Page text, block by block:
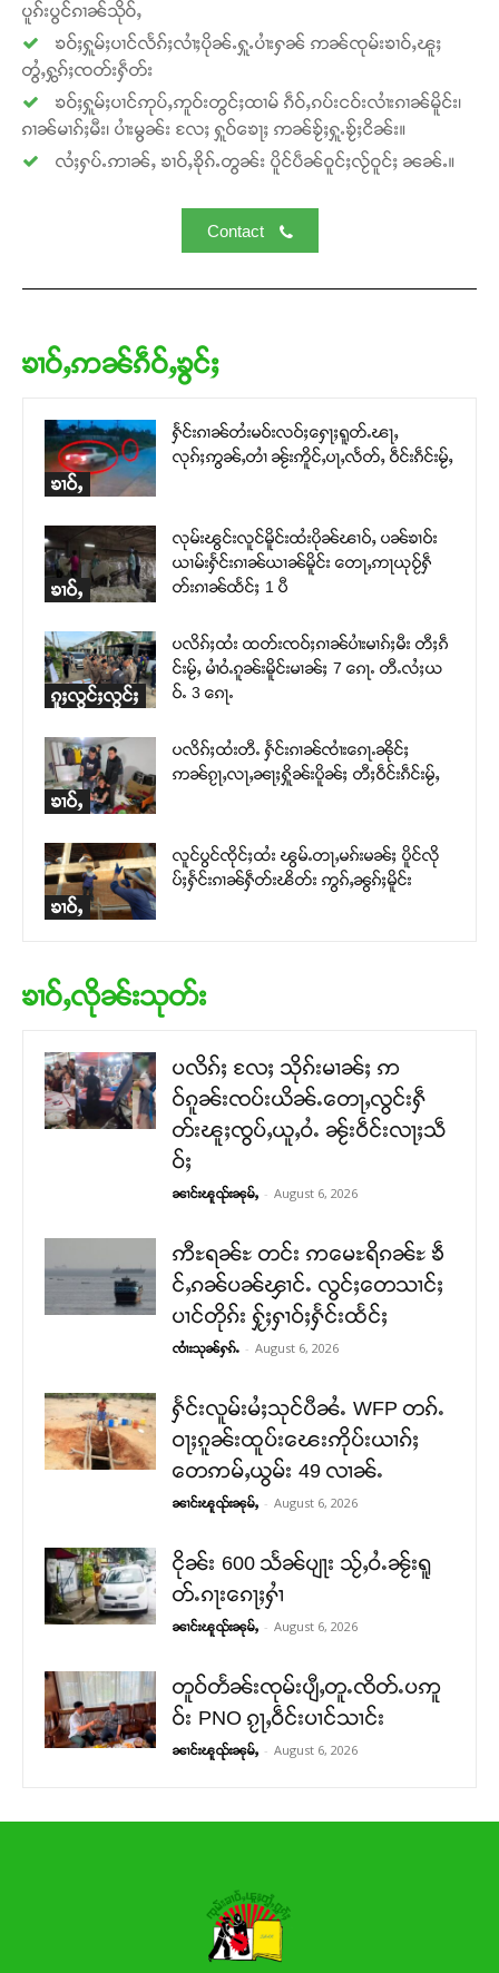
ပူၵ်းပွင်ၵၢၼ်သိုဝ်ႇ
ၶဝ်ႈႁူမ်ႈပၢင်လႅၵ်ႈလၢႆႈပိုၼ်ႉႁူႉပၢႆးႁၼ် ဢၼ်ၸုမ်းၶၢဝ်ႇၽူႈ
တွႆႇႁွၵ်ႈၸတ်းႁဵတ်း
ၶဝ်ႈႁူမ်ႈပၢင်ဢုပ်ႇဢူဝ်းတွင်ႈထၢမ် ၵဵဝ်ႇၵပ်းငဝ်းလၢႆးၵၢၼ်မိူင်း၊
ၵၢၼ်မၢၵ်ႈမီး၊ ပၢႆးမွၼ်း လႄႈ ႁူဝ်ၶေႃႈ ဢၼ်ၶႂ်ႈႁူႉၶႂ်ႈငိၼ်း။
လႆႈႁပ်ႉဢၢၼ်ႇ ၶၢဝ်ႇၶိုၵ်ႉတွၼ်း ပိူင်ပဵၼ်ဝူင်ႈလႂ်ဝူင်ႈ ၼၼ်ႉ။
Contact
ၶၢဝ်ႇဢၼ်ၵဵဝ်ႇၶွင်ႈ
ၶၢဝ်ႇ
ႁႅင်းၵၢၼ်တႆးမဝ်းလဝ်ႈႁေႃႈရူတ်ႉၽႃႇ
လုၵ်ႈဢွၼ်ႇတၢႆ ၼႂ်းဢိူင်ႇပႃႇလႅတ်ႇ ဝဵင်းၵဵင်းမႂ်ႇ
ၶၢဝ်ႇ
လုမ်းၽွင်းလူင်မိူင်းထႆးပိုၼ်ၽၢဝ်ႇ ပၼ်ၶၢဝ်း
ယၢမ်းႁႅင်းၵၢၼ်ယၢၼ်မိူင်း တေႃႇဢႃယုဝႂ်ႁဵ
တ်းၵၢၼ်ထႅင်ႈ 1 ပီ
ၵူႈလွင်ႈလွင်ႈ
ပလိၵ်ႈထႆး ထတ်းၸဝ်ႈၵၢၼ်ပၢႆးမၢၵ်ႈမီး တီႈၵဵ
င်းမႂ်ႇ မၢႆဝႆႉၵူၼ်းမိူင်းမၢၼ်ႈ 7 ၵေႃႉ တီႉလႆႈယ
ဝ်ႉ 3 ၵေႃႉ
ၶၢဝ်ႇ
ပလိၵ်ႈထႆးတီႉ ႁႅင်းၵၢၼ်ၸၢႆးၵေႃႉၼိုင်ႈ
ဢၼ်ၵႂႃႇလႃႇၼႃႈႁိူၼ်းပိူၼ်ႈ တီႈဝဵင်းၵဵင်းမႂ်ႇ
ၶၢဝ်ႇ
လူင်ပွင်ၸိုင်ႈထႆး ၽွမ်ႉတႃႇမၵ်းမၼ်ႈ ပိူင်လို
ပ်ႈႁႅင်းၵၢၼ်ႁဵတ်းၽိတ်း ဢွၵ်ႇၼွၵ်ႈမိူင်း
ၶၢဝ်ႇလိုၼ်းသုတ်း
ပလိၵ်ႈ လႄႈ သိုၵ်းမၢၼ်ႈ ဢ
ဝ်ၵူၼ်းၸပ်းယိၼ်ႉတေႃႇလွင်းႁဵ
တ်းၽူႈၸွပ်ႇယူႇဝႆႉ ၼႂ်းဝဵင်းလႃႈသဵ
ဝ်ႈ
ၼၢင်းၽူၺ်းၼုမ်ႇ - August 6, 2026
ဢီႊရၼ်ႊ တင်း ဢမေႊရိၵၼ်ႊ ၶဵ
င်ႇၵၼ်ပၼ်ၾၢင်ႉ လွင်ႈတေသၢင်ႈ
ပၢင်တိုၵ်း ႁႂ်ႈႁၢဝ်ႈႁႅင်းထႅင်ႈ
ၸၢႆးသုၼ်ႁၵ်ႉ - August 6, 2026
ႁႅင်းလူမ်းမႆႈသုင်ပီၼႆႉ WFP တၵ်ႉ
ဝႃႈၵူၼ်းထူပ်းၽေးဢိုပ်းယၢၵ်ႈ
တေဢမ်ႇယွမ်း 49 လၢၼ်ႉ
ၼၢင်းၽူၺ်းၼုမ်ႇ - August 6, 2026
ငိုၼ်း 600 သႅၼ်ပျႃး သႂ်ႇဝႆႉၼႂ်းရူ
တ်ႉၵႃးၵေႃႈႁၢႆ
ၼၢင်းၽူၺ်းၼုမ်ႇ - August 6, 2026
တူဝ်တႅၼ်းၸုမ်းပျီႇတူႉၸိတ်ႉပဢူ
ဝ်း PNO ၵႂႃႇဝဵင်းပၢင်သၢင်း
ၼၢင်းၽူၺ်းၼုမ်ႇ - August 6, 2026